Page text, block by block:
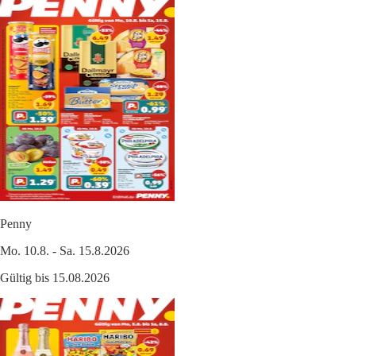
Penny
Mo. 10.8. - Sa. 15.8.2026
Gültig bis 15.08.2026